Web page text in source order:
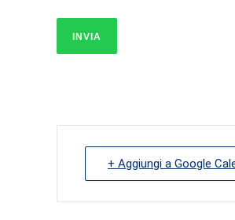
+ Aggiungi a Google